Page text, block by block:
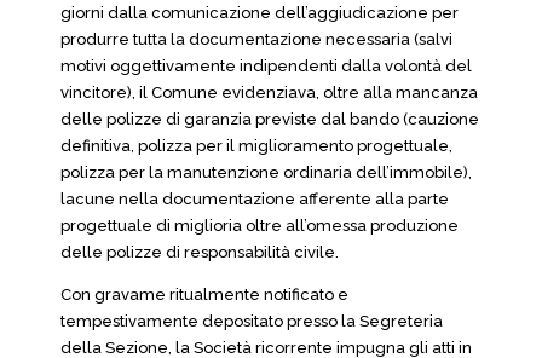
giorni dalla comunicazione dell’aggiudicazione per
produrre tutta la documentazione necessaria (salvi
motivi oggettivamente indipendenti dalla volontà del
vincitore), il Comune evidenziava, oltre alla mancanza
delle polizze di garanzia previste dal bando (cauzione
definitiva, polizza per il miglioramento progettuale,
polizza per la manutenzione ordinaria dell’immobile),
lacune nella documentazione afferente alla parte
progettuale di miglioria oltre all’omessa produzione
delle polizze di responsabilità civile.
Con gravame ritualmente notificato e
tempestivamente depositato presso la Segreteria
della Sezione, la Società ricorrente impugna gli atti in